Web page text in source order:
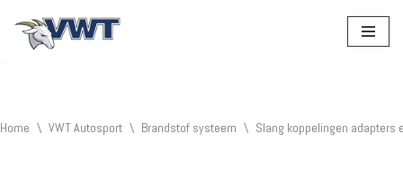
Home \ VWT Autosport \ Brandstof systeem \ Slang koppelingen adapters